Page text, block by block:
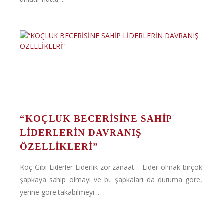
“KOÇLUK BECERİSİNE SAHİP
LİDERLERİN DAVRANIŞ
ÖZELLİKLERİ”
Koç Gibi Liderler Liderlik zor zanaat… Lider olmak birçok
şapkaya sahip olmayı ve bu şapkaları da duruma göre,
yerine göre takabilmeyi ...